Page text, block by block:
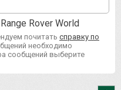
Rover World
почитать справку по
необходимо
сообщений выберите